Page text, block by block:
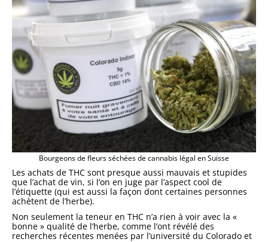
Bourgeons de fleurs séchées de cannabis légal en Suisse
Les achats de THC sont presque aussi mauvais et stupides
que l’achat de vin, si l’on en juge par l’aspect cool de
l’étiquette (qui est aussi la façon dont certaines personnes
achètent de l’herbe).
Non seulement la teneur en THC n’a rien à voir avec la «
bonne » qualité de l’herbe, comme l’ont révélé des
recherches récentes menées par l’université du Colorado et